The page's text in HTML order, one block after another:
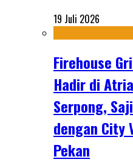
19 Juli 2026
Firehouse
Hadir di
Serpong,
dengan City
Pekan